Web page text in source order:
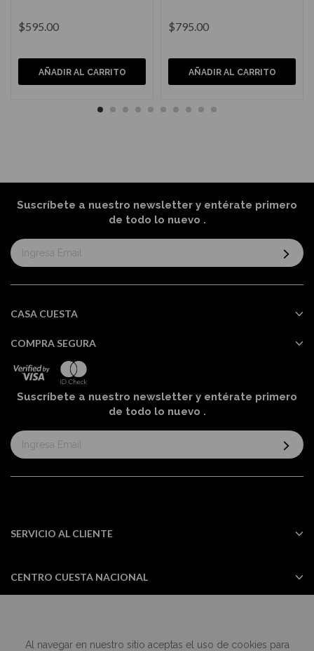
Al navegar en nuestro sitio aceptas el uso de cookies para
$595.00
AÑADIR AL CARRITO
$795.00
AÑADIR AL CARRITO
Suscríbete a nuestro newsletter y entérate primero
de todo lo nuevo .
Suscríbase
al
informativo:
CASA CUESTA
COMPRA SEGURA
Suscríbete a nuestro newsletter y entérate primero
de todo lo nuevo .
Suscríbase
al
informativo:
SERVICIO AL CLIENTE
CENTRO CUESTA NACIONAL